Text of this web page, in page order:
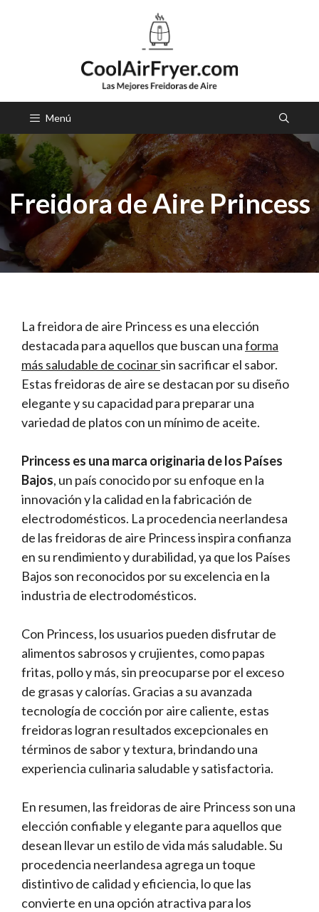
Menú
Freidora de Aire Princess
La freidora de aire Princess es una elección
destacada para aquellos que buscan unaforma
más saludable de cocinarsin sacrificar el sabor.
Estas freidoras de aire se destacan por su diseño
elegante y su capacidad para preparar una
variedad de platos con un mínimo de aceite.
Princess es una marca originaria de los Países
Bajos, un país conocido por su enfoque en la
innovación y la calidad en la fabricación de
electrodomésticos. La procedencia neerlandesa
de las freidoras de aire Princess inspira confianza
en su rendimiento y durabilidad, ya que los Países
Bajos son reconocidos por su excelencia en la
industria de electrodomésticos.
Con Princess, los usuarios pueden disfrutar de
alimentos sabrosos y crujientes, como papas
fritas, pollo y más, sin preocuparse por el exceso
de grasas y calorías. Gracias a su avanzada
tecnología de cocción por aire caliente, estas
freidoras logran resultados excepcionales en
términos de sabor y textura, brindando una
experiencia culinaria saludable y satisfactoria.
En resumen, las freidoras de aire Princess son una
elección confiable y elegante para aquellos que
desean llevar un estilo de vida más saludable. Su
procedencia neerlandesa agrega un toque
distintivo de calidad y eficiencia, lo que las
convierte en una opción atractiva para los